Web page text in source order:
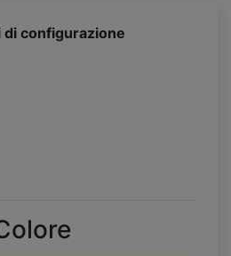
di configurazione